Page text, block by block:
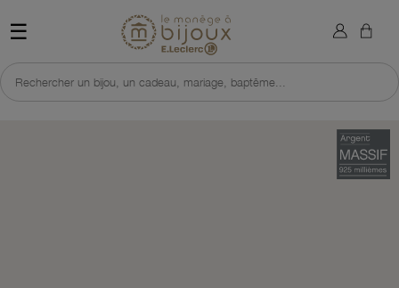
☰ Retour à l'accueil du site
Rechercher un bijou, un cadeau, mariage, baptême...
×